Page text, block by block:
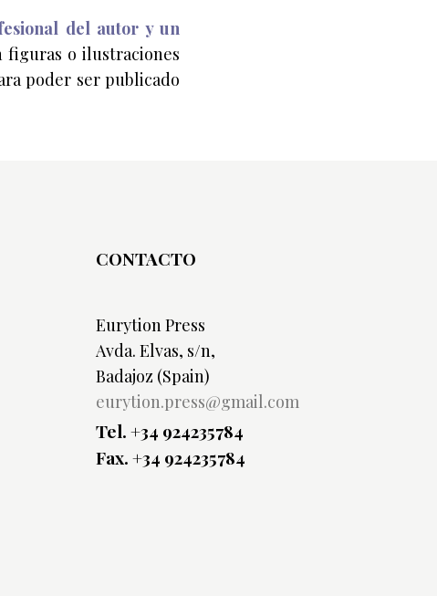
del autor y un
figuras o ilustraciones
poder ser publicado
CONTACTO
Eurytion Press
Avda. Elvas, s/n,
Badajoz (Spain)
eurytion.press@gmail.com
Tel. +34 924235784
Fax. +34 924235784